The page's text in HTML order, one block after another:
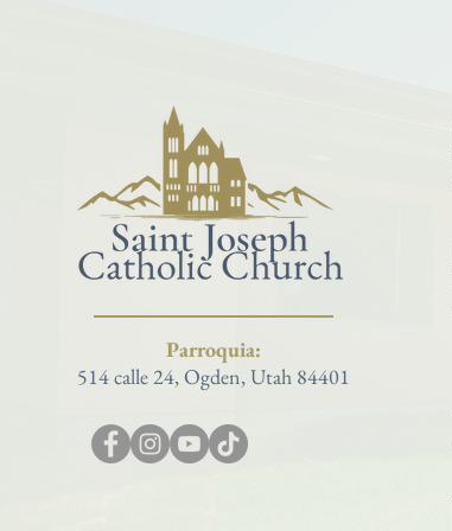
Parroquia:
514 calle 24, Ogden, Utah 84401